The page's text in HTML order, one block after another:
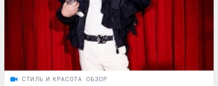
СТИЛЬ И КРАСОТА ОБЗОР